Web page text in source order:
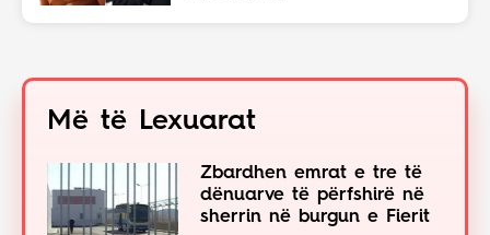
Më të Lexuarat
Zbardhen emrat e tre të
dënuarve të përfshirë në
sherrin në burgun e Fierit